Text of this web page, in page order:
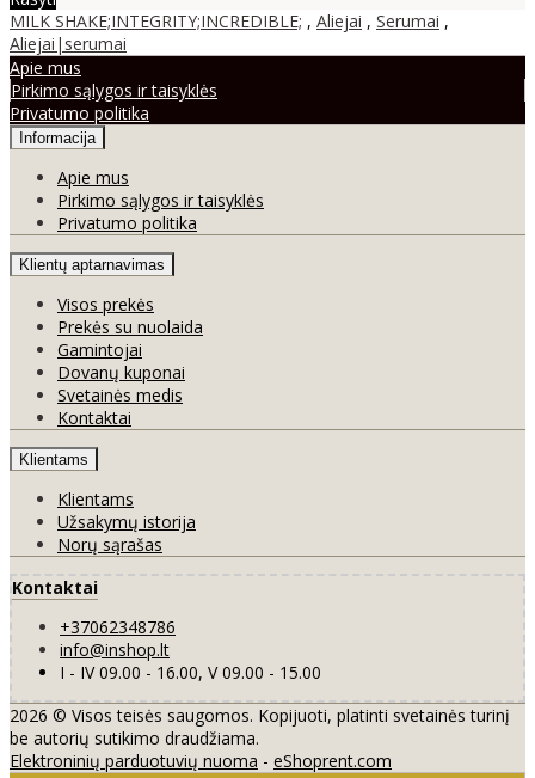
MILK SHAKE;INTEGRITY;INCREDIBLE; , Aliejai , Serumai ,
Aliejai|serumai
Apie mus
Pirkimo sąlygos ir taisyklės
Privatumo politika
Informacija
Apie mus
Pirkimo sąlygos ir taisyklės
Privatumo politika
Klientų aptarnavimas
Visos prekės
Prekės su nuolaida
Gamintojai
Dovanų kuponai
Svetainės medis
Kontaktai
Klientams
Klientams
Užsakymų istorija
Norų sąrašas
Kontaktai
+37062348786
info@inshop.lt
I - IV 09.00 - 16.00, V 09.00 - 15.00
2026 © Visos teisės saugomos. Kopijuoti, platinti svetainės turinį
be autorių sutikimo draudžiama.
Elektroninių parduotuvių nuoma - eShoprent.com